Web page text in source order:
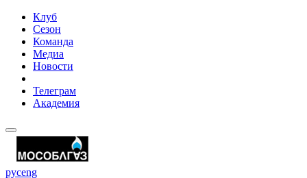
Клуб
Сезон
Команда
Медиа
Новости
Телеграм
Академия
русeng